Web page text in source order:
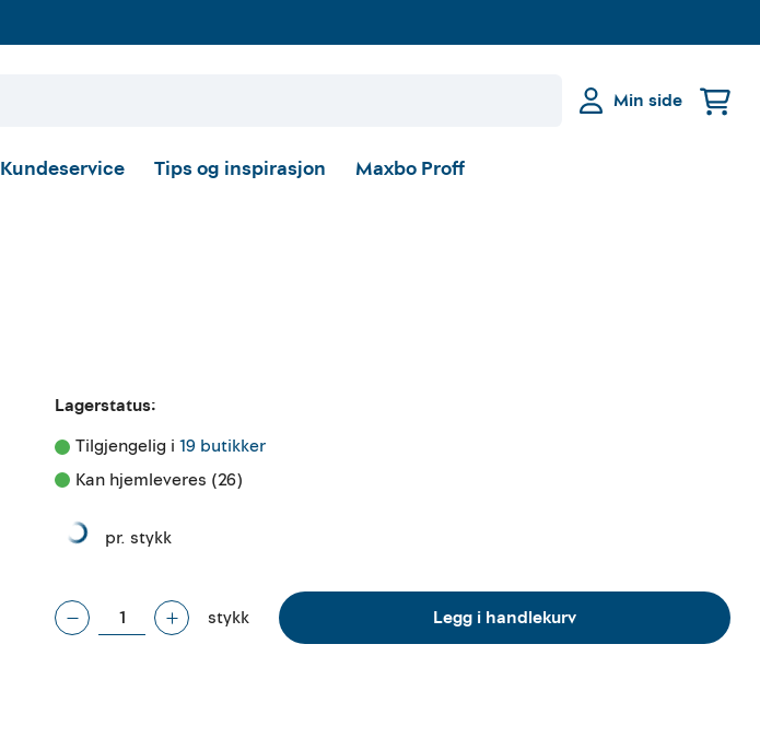
Min side
Kundeservice Tips og inspirasjon Maxbo Proff
Lagerstatus:
Tilgjengelig i 19 butikker
Kan hjemleveres (26)
pr. stykk
stykk Legg i handlekurv